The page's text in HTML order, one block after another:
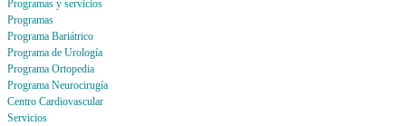
Programas y servicios
Programas
Programa Bariátrico
Programa de Urología
Programa Ortopedia
Programa Neurocirugía
Centro Cardiovascular
Servicios